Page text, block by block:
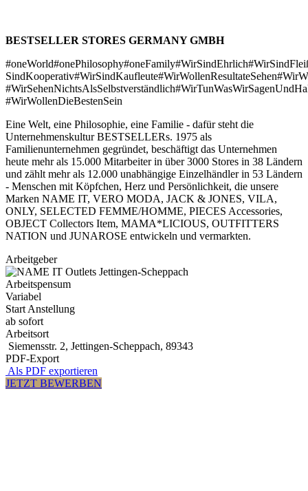
BESTSELLER STORES GERMANY GMBH
#WirWollenDieBestenSein
Eine Welt, eine Philosophie, eine Familie - dafür steht die
Unternehmenskultur BESTSELLERs. 1975 als
Familienunternehmen gegründet, beschäftigt das Unternehmen
heute mehr als 15.000 Mitarbeiter in über 3000 Stores in 38 Ländern
und zählt mehr als 12.000 unabhängige Einzelhändler in 53 Ländern
- Menschen mit Köpfchen, Herz und Persönlichkeit, die unsere
Marken NAME IT, VERO MODA, JACK & JONES, VILA,
ONLY, SELECTED FEMME/HOMME, PIECES Accessories,
OBJECT Collectors Item, MAMA*LICIOUS, OUTFITTERS
NATION und JUNAROSE entwickeln und vermarkten.
Arbeitgeber
Arbeitspensum
Variabel
Start Anstellung
ab sofort
Arbeitsort
Siemensstr. 2, Jettingen-Scheppach, 89343
PDF-Export
Als PDF exportieren
JETZT BEWERBEN